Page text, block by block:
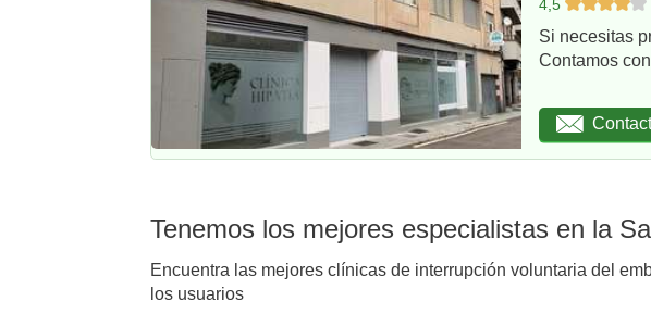
4,5
Si necesitas
Contamos
Tenemos los mejores especialistas en la
Encuentra las mejores clínicas de interrupción voluntaria del
los usuarios